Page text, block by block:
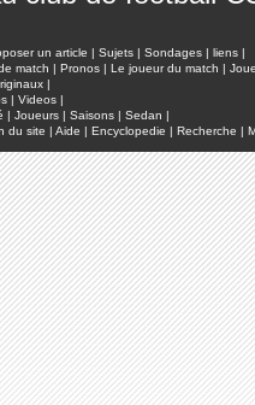
un article | Sujets | Sondages | liens |
match | Pronos | Le joueur du match |
|
| Videos |
| Joueurs | Saisons | Sedan |
du site | Aide | Encyclopedie | Recherche |